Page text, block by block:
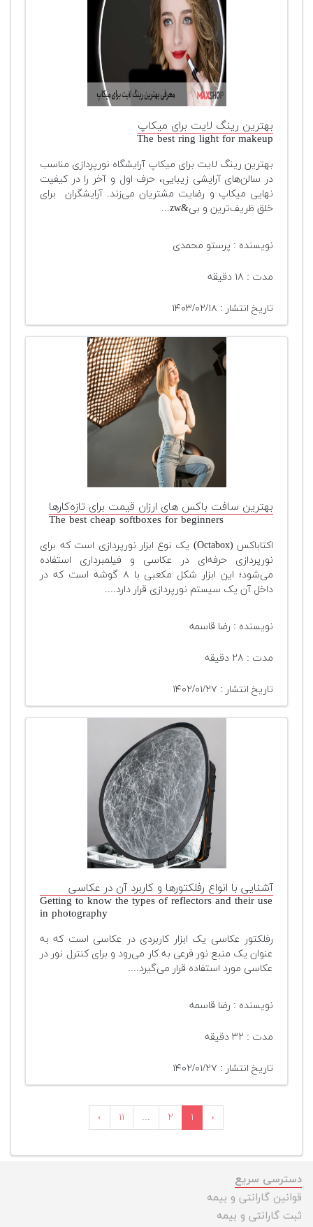
بهترین رینگ لایت برای میکاپ
The best ring light for makeup
بهترین رینگ لایت برای میکاپ آرایشگاه نورپردازی مناسب
در سالن‌های آرایشی زیبایی، حرف اول و آخر را در کیفیت
نهایی میکاپ و رضایت مشتریان می‌زند. آرایشگران برای
خلق ظریف‌ترین و بی&zw...
نویسنده : پرستو محمدی
مدت : ۱۸ دقیقه
تاریخ انتشار : ۱۴۰۳/۰۲/۱۸
بهترین سافت باکس های ارزان قیمت برای تازه‌کارها
The best cheap softboxes for beginners
اکتاباکس (Octabox) یک نوع ابزار نورپردازی است که برای
نورپردازی حرفه‌ای در عکاسی و فیلمبرداری استفاده
می‌شود؛ این ابزار شکل مکعبی با ۸ گوشه است که در
داخل آن یک سیستم نورپردازی قرار دارد....
نویسنده : رضا قاسمه
مدت : ۲۸ دقیقه
تاریخ انتشار : ۱۴۰۲/۰۱/۲۷
آشنایی با انواع رفلکتورها و کاربرد آن در عکاسی
Getting to know the types of reflectors and their use
in photography
رفلکتور عکاسی یک ابزار کاربردی در عکاسی است که به
عنوان یک منبع نور فرعی به کار می‌رود و برای کنترل نور در
عکاسی مورد استفاده قرار می‌گیرد....
نویسنده : رضا قاسمه
مدت : ۳۲ دقیقه
تاریخ انتشار : ۱۴۰۲/۰۱/۲۷
‹ ۱ ۲ ... ۱۱ ›
دسترسی سریع
قوانین گارانتی و بیمه
ثبت گارانتی و بیمه